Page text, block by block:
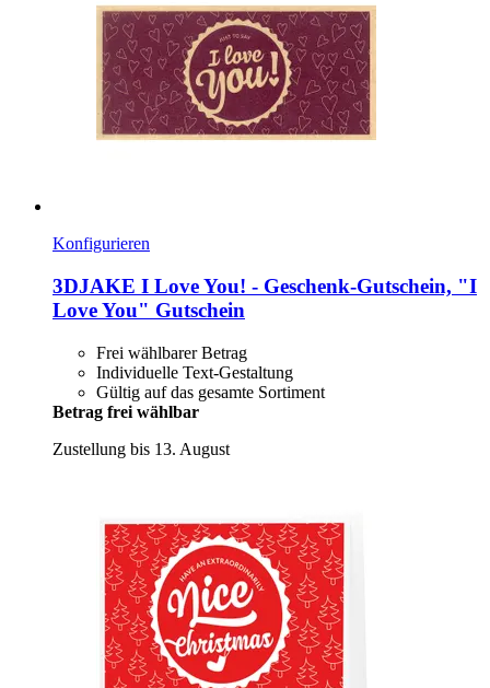
Konfigurieren
3DJAKE I Love You! -​ Geschenk-​Gutschein, "I
Love You" Gutschein
Frei wählbarer Betrag
Individuelle Text-Gestaltung
Gültig auf das gesamte Sortiment
Betrag frei wählbar
Zustellung bis 13. August